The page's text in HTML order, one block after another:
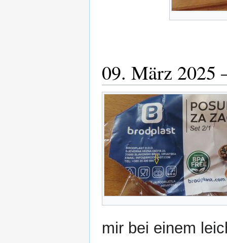
09. März 2025
mir bei einem